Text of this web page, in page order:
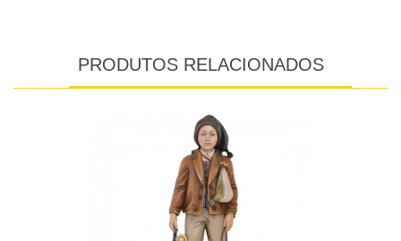
PRODUTOS RELACIONADOS